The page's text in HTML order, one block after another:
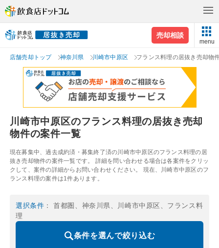
売却相談
menu
店舗売却トップ 神奈川県 川崎市中原区 フランス料理の居抜き売却物
川崎市中原区のフランス料理の居抜き売却
物件の案件一覧
現在募集中、過去成約済・募集終了済の川崎市中原区のフランス料理の居
抜き売却物件の案件一覧です。 詳細を問い合わせる場合は各案件をクリッ
クして、案件の詳細からお問い合わせください。 現在、川崎市中原区のフ
ランス料理の案件は1件あります。
選択条件 ： 首都圏、神奈川県、川崎市中原区、フランス料
理
条件を選んで絞り込む